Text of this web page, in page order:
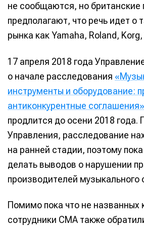
не сообщаются, но британские
предполагают, что речь идет о
рынка как Yamaha, Roland,
17 апреля 2018 года
о начале расследования
инструменты и оборудование:
антиконкурентные соглашения»
продлится до осени 2018 года.
Управления, расследование
на ранней стадии, поэтому
делать выводов о нарушении
производителей музыкального
Помимо пока что не названных
сотрудники CMA также